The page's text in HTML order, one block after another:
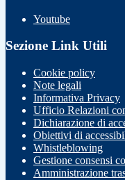
Youtube
Sezione Link Utili
Cookie policy
Note legali
Informativa Privacy
Ufficio Relazioni
Dichiarazione di
Obiettivi di
Whistleblowing
Gestione consensi
Amministrazione